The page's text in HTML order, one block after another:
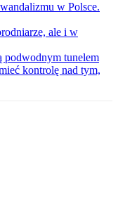
w Polsce.
ale i w
podwodnym tunelem
kontrolę nad tym,